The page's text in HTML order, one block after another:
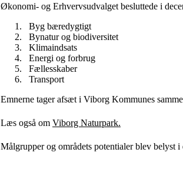
Økonomi- og Erhvervsudvalget besluttede i
Byg bæredygtigt
Bynatur og biodiversitet
Klimaindsats
Energi og forbrug
Fællesskaber
Transport
Emnerne tager afsæt i Viborg Kommunes
Læs også om Viborg Naturpark.
Målgrupper og områdets potentialer blev belyst i